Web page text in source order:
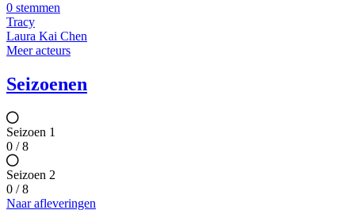
0 stemmen
Tracy
Laura Kai Chen
Meer acteurs
Seizoenen
Seizoen 1
0 / 8
Seizoen 2
0 / 8
Naar afleveringen